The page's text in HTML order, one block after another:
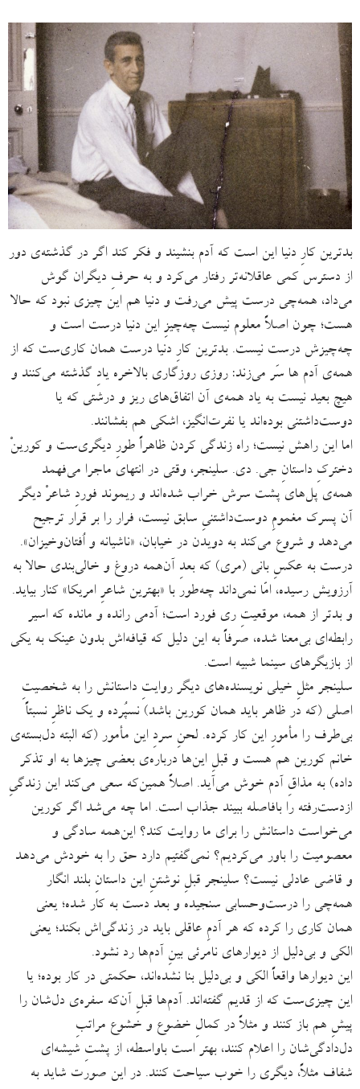
بدترین کارِ دنیا این است که آدم بنشیند و فکر کند اگر در گذشته‌ی دور
از دسترس کمی عاقلانه‌تر رفتار می‌کرد و به حرفِ دیگران گوش
می‌داد، همه‌چی درست پیش می‌رفت و دنیا هم این چیزی نبود که حالا
هست؛ چون اصلاً معلوم نیست چه‌چیزِ این دنیا درست است و
چه‌چیزش درست نیست. بدترین کارِ دنیا درست همان کاری‌ست که از
همه‌ی آدم ها سَر می‌زند: روزی روزگاری بالاخره یادِ گذشته می‌کنند و
هیچ بعید نیست به یاد همه‌ی آن اتفاق‌های ریز و درشتی که یا
دوست‌داشتنی بوده‌اند یا نفرت‌انگیز، اشکی هم بفشانند.
اما این راهش نیست؛ راه زندگی کردن ظاهراً طورِ دیگری‌ست و کورینْ
دخترکِ داستانِ جی. دی. سلینجر، وقتی در انتهای ماجرا می‌فهمد
همه‌ی پل‌های پشت سرش خراب شده‌اند و ریموند فوردِ شاعرْ دیگر
آن پسرک مغمومِ دوست‌داشتنیِ سابق نیست، فرار را بر قرار ترجیح
می‌دهد و شروع می‌کند به دویدن در خیابان، «ناشیانه و اُفتان‌وخیزان».
درست به عکسِ بانی (مری) که بعدِ آن‌همه دروغ و خالی‌بندی حالا به
آرزویش رسیده، امّا نمی‌داند چه‌طور با «بهترین شاعرِ امریکا» کنار بیاید.
و بدتر از همه، موقعیتِ ری فورد است؛ آدمی رانده و مانده که اسیر
رابطه‌ای بی‌معنا شده، صرفاً به این دلیل که قیافه‌اش بدون عینک به یکی
از بازیگرهای سینما شبیه است.
سلینجر مثلِ خیلی نویسنده‌های دیگر روایتِ داستانش را به شخصیتِ
اصلی (که در ظاهر باید همان کورین باشد) نسپُرده و یک ناظرِ نسبتاً
بی‌طرف را مأمورِ این کار کرده. لحنِ سردِ این مأمور (که البته دل‌بسته‌ی
خانم کورین هم هست و قبلِ این‌ها درباره‌ی بعضی چیزها به او تذکر
داده) به مذاقِ آدم خوش می‌آید. اصلاً همین‌که سعی می‌کند این زندگیِ
ازدست‌رفته را بافاصله ببیند جذاب است. اما چه می‌شد اگر کورین
می‌خواست داستانش را برای ما روایت کند؟ این‌همه سادگی و
معصومیت را باور می‌کردیم؟ نمی‌گفتیم دارد حق را به خودش می‌دهد
و قاضی عادلی نیست؟ سلینجر قبلِ نوشتنِ این داستانِ بلند انگار
همه‌چی را درست‌و‌حسابی سنجیده و بعد دست به کار شده؛ یعنی
همان کاری را کرده که هر آدمِ عاقلی باید در زندگی‌اش بکند؛ یعنی
الکی و بی‌دلیل از دیوارهای نامرئی بینِ آدم‌ها رد نشود.
این دیوارها واقعاً الکی و بی‌دلیل بنا نشده‌اند، حکمتی در کار بوده؛ یا
این چیزی‌ست که از قدیم گفته‌اند. آدم‌ها قبلِ آن‌که سفره‌ی دل‌شان را
پیشِ هم باز کنند و مثلاً در کمالِ خضوع و خشوع مراتبِ
دل‌دادگی‌شان را اعلام کنند، بهتر است باواسطه، از پشتِ شیشه‌ای
شفاف مثلاً، دیگری را خوب سیاحت کنند. در این صورت شاید به